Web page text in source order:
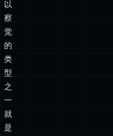
且
难
以
察
觉
的
型
之